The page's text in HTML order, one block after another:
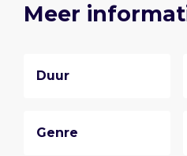
Meer
Duur
Genre